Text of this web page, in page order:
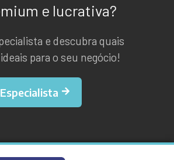
e lucrativa?
e descubra quais
para o seu negócio!